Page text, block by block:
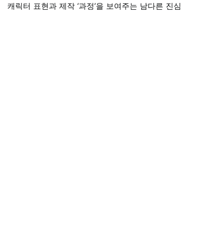
캐릭터 표현과 제작 ‘과정’을 보여주는 남다른 진심